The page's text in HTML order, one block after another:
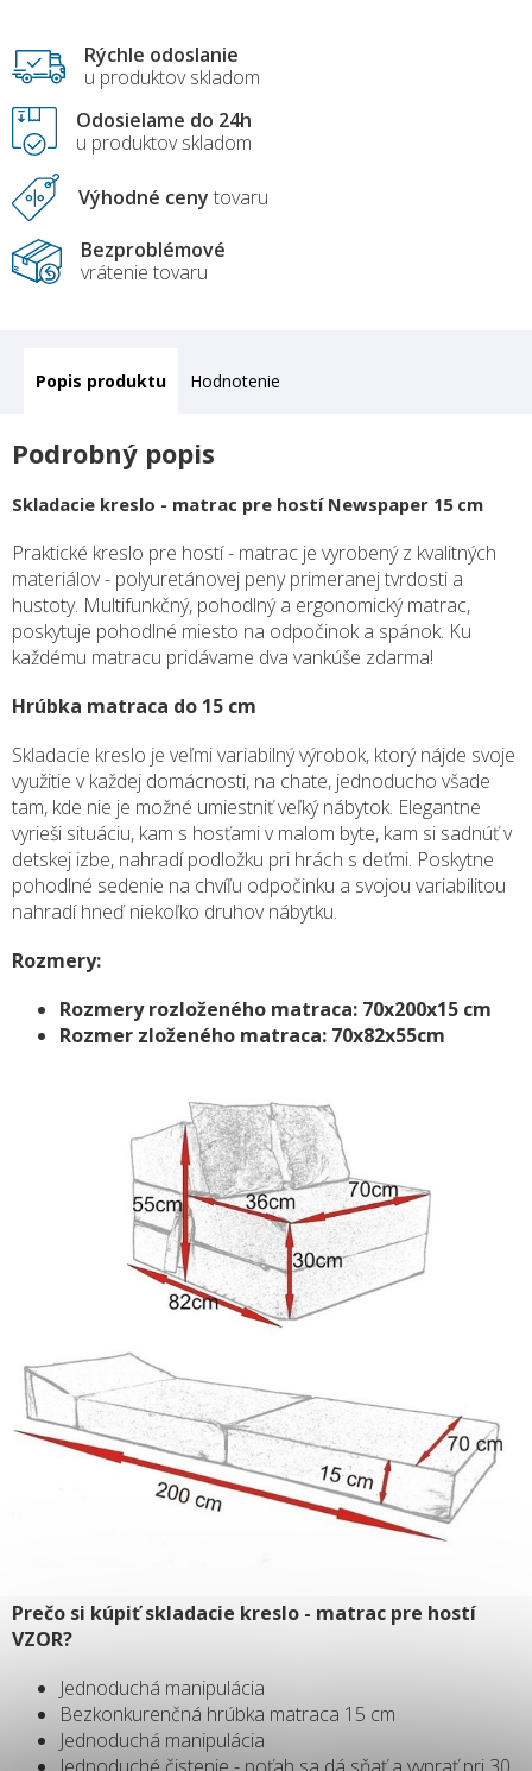
Rýchle odoslanie
u produktov skladom
Odosielame do 24h
u produktov skladom
Výhodné ceny tovaru
Bezproblémové
vrátenie tovaru
Popis Hodnotenie
Podrobný popis
Skladacie kreslo - matrac pre hostí Newspaper 15 cm
Praktické kreslo pre hostí - matrac je vyrobený z kvalitných
materiálov - polyuretánovej peny primeranej tvrdosti a
hustoty. Multifunkčný, pohodlný a ergonomický matrac,
poskytuje pohodlné miesto na odpočinok a spánok. Ku
každému matracu pridávame dva vankúše zdarma!
Hrúbka matraca do 15 cm
Skladacie kreslo je veľmi variabilný výrobok, ktorý nájde svoje
využitie v každej domácnosti, na chate, jednoducho všade
tam, kde nie je možné umiestniť veľký nábytok. Elegantne
vyrieši situáciu, kam s hosťami v malom byte, kam si sadnúť v
detskej izbe, nahradí podložku pri hrách s deťmi. Poskytne
pohodlné sedenie na chvíľu odpočinku a svojou variabilitou
nahradí hneď niekoľko druhov nábytku.
Rozmery:
Rozmery rozloženého matraca: 70x200x15 cm
Rozmer zloženého matraca: 70x82x55cm
Prečo si kúpiť skladacie kreslo - matrac pre hostí
VZOR?
Jednoduchá manipulácia
Bezkonkurenčná hrúbka matraca 15 cm
Jednoduchá manipulácia